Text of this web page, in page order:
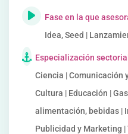
Fase en la que
Idea, Seed |
Especialización sectorial
Ciencia | Comunicación
Cultura | Educación |
alimentación, bebidas |
Publicidad y Marketing |